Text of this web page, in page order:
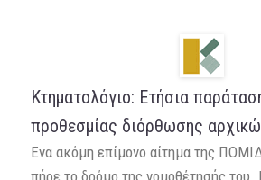
Κτηματολόγιο: Ετήσια
προθεσμίας διόρθωσης
Ενα ακόμη επίμονο αίτημα της